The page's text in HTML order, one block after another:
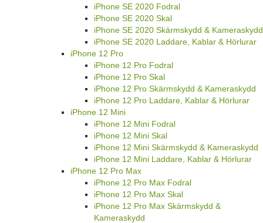
iPhone SE 2020 Fodral
iPhone SE 2020 Skal
iPhone SE 2020 Skärmskydd & Kameraskydd
iPhone SE 2020 Laddare, Kablar & Hörlurar
iPhone 12 Pro
iPhone 12 Pro Fodral
iPhone 12 Pro Skal
iPhone 12 Pro Skärmskydd & Kameraskydd
iPhone 12 Pro Laddare, Kablar & Hörlurar
iPhone 12 Mini
iPhone 12 Mini Fodral
iPhone 12 Mini Skal
iPhone 12 Mini Skärmskydd & Kameraskydd
iPhone 12 Mini Laddare, Kablar & Hörlurar
iPhone 12 Pro Max
iPhone 12 Pro Max Fodral
iPhone 12 Pro Max Skal
iPhone 12 Pro Max Skärmskydd &
Kameraskydd